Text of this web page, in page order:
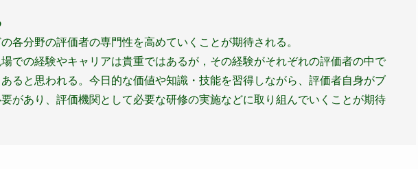
各分野の評価者の専門性を高めていくことが期待される。
での経験やキャリアは貴重ではあるが，その経験がそれぞれの評価者の中で
ると思われる。今日的な価値や知識・技能を習得しながら、評価者自身がブ
があり、評価機関として必要な研修の実施などに取り組んでいくことが期待